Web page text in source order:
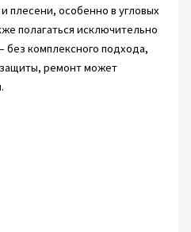
плесени, особенно в угловых
полагаться исключительно
комплексного подхода,
ремонт может